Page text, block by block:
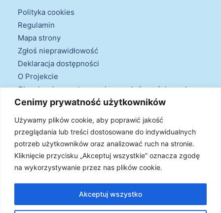
Cenimy prywatność użytkowników
Używamy plików cookie, aby poprawić jakość
przeglądania lub treści dostosowane do indywidualnych
potrzeb użytkowników oraz analizować ruch na stronie.
Kliknięcie przycisku „Akceptuj wszystkie” oznacza zgodę
na wykorzystywanie przez nas plików cookie.
Akceptuj wszystko
Polityka cookies
Regulamin
Mapa strony
Zgłoś nieprawidłowość
Deklaracja dostępności
O Projekcie
Obowiązek przestrzegania zasad równościowych
oraz warunków podstawowych
Klauzule informacyjne
zastrzeżone